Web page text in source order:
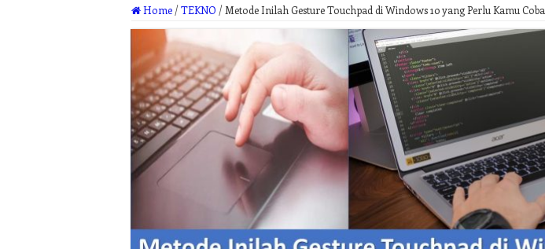
Home /TEKNO / Metode Inilah Gesture Touchpad di Windows 10 yang Perlu Kamu Coba